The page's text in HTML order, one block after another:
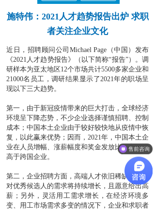
施特伟：2021人才趋势报告出炉 求职
者关注企业文化
近日， 招聘顾问公司 Michael Page（中国）发布
《2021人才趋势报告》（以下简称“报告”）。 调
研样本为亚太地区 12个市场共计5500多家企业和
21000名员工，调研结果显示了2021年的职场呈
现以下三大趋势。
第一， 由于新冠疫情带来的巨大打击，全球经济
环境呈下降态势，不少企业选择谨慎招聘、控制
成本；中国本土企业由于较好较快地从疫情中恢
复，以此赢来优势；因而， 2021年，中国本土企
业在人员增幅、涨薪幅度和奖金发放比例方面皆
高于跨国企业。
第二， 企业招聘方面，高端人才依旧稀缺，企业
对优秀候选人的需求将持续增长，且愿意给出高
薪；另外，灵活用工需求增长，在经济环境多
变、用工市场需求多变的情况下，企业和求职者
售前咨询